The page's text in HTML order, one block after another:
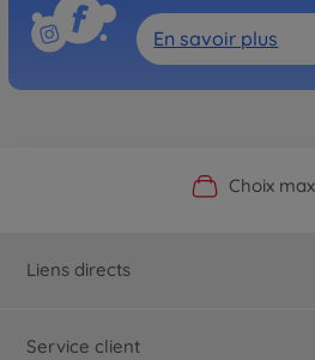
En savoir plus
BoutiqueChoix
ServiceLivraison
Liens directs
Service client